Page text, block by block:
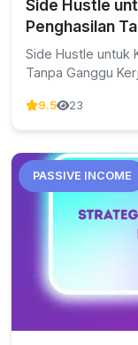
Side Hustle
Penghasilan
Side Hustle untuk
Tanpa Ganggu
9.5 23
PASSIVE INCOME